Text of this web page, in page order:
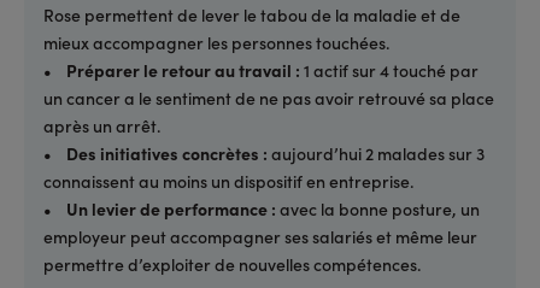
Rose permettent de lever le tabou de la maladie et de
mieux accompagner les personnes touchées.
• Préparer le retour au travail : 1 actif sur 4 touché par
un cancer a le sentiment de ne pas avoir retrouvé sa place
après un arrêt.
• Des initiatives concrètes : aujourd’hui 2 malades sur 3
connaissent au moins un dispositif en entreprise.
• Un levier de performance : avec la bonne posture, un
employeur peut accompagner ses salariés et même leur
permettre d’exploiter de nouvelles compétences.